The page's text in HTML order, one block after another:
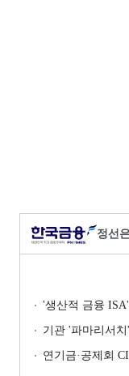
정선
'생산적 금융 ISA' 신
기관 '파마리서치'·외인 '주성엔
연기금·공제회